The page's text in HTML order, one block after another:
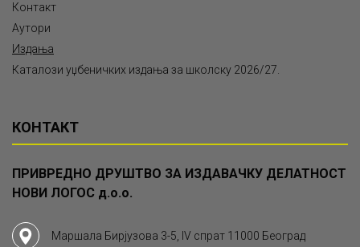
Контакт
Аутори
Издања
Каталози уџбеничких издања за школску 2026/27.
КОНТАКТ
ПРИВРЕДНО ДРУШТВО ЗА ИЗДАВАЧКУ ДЕЛАТНОСТ
НОВИ ЛОГОС д.о.о.
Маршала Бирјузова 3-5, IV спрат 11000 Београд